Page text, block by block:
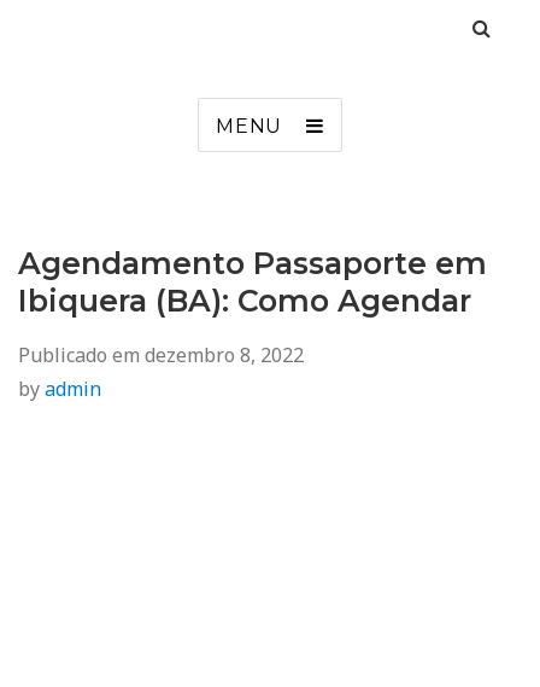
MENU
Agendamento Passaporte em
Ibiquera (BA): Como Agendar
Publicado em dezembro 8, 2022
byadmin